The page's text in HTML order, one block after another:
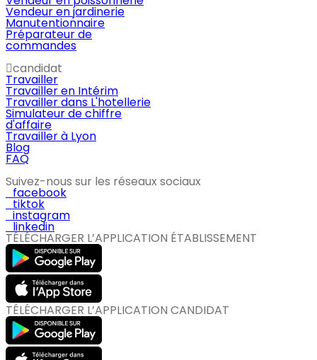
Vendeur en jardinerie
Manutentionnaire
Préparateur de
commandes
candidat
Travailler
Travailler en Intérim
Travailler dans L'hotellerie
Simulateur de chiffre
d'affaire
Travailler à Lyon
Blog
FAQ
Suivez-nous sur les réseaux sociaux
facebook
tiktok
instagram
linkedin
TÉLÉCHARGER L’APPLICATION ÉTABLISSEMENT
TÉLÉCHARGER L’APPLICATION CANDIDAT